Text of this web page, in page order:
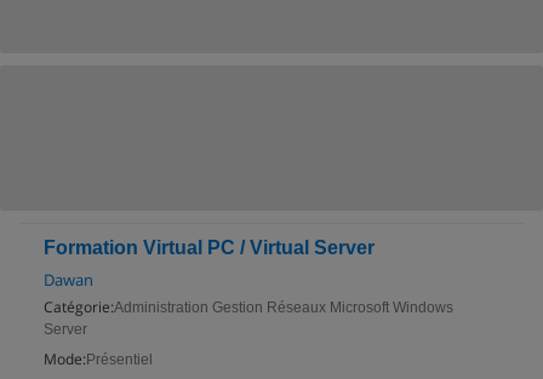
Formation Virtual PC / Virtual Server
Dawan
Catégorie:Administration Gestion Réseaux Microsoft Windows
Server
Mode: Présentiel